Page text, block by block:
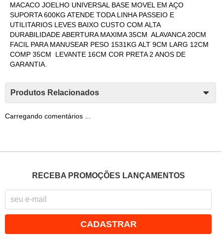
MACACO JOELHO UNIVERSAL BASE MOVEL EM AÇO
SUPORTA 600KG ATENDE TODA LINHA PASSEIO E
UTILITARIOS LEVES BAIXO CUSTO COM ALTA
DURABILIDADE ABERTURA MAXIMA 35CM ALAVANCA 20CM
FACIL PARA MANUSEAR PESO 1531KG ALT 9CM LARG 12CM
COMP 35CM LEVANTE 16CM COR PRETA 2 ANOS DE
GARANTIA.
Produtos Relacionados
Carregando comentários ...
RECEBA PROMOÇÕES LANÇAMENTOS
CADASTRAR